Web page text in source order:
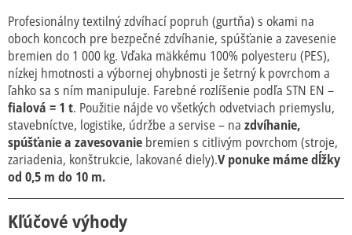
Profesionálny textilný zdvíhací popruh (gurtňa) s okami na
oboch koncoch pre bezpečné zdvíhanie, spúšťanie a zavesenie
bremien do 1 000 kg. Vďaka mäkkému 100% polyesteru (PES),
nízkej hmotnosti a výbornej ohybnosti je šetrný k povrchom a
ľahko sa s ním manipuluje. Farebné rozlíšenie podľa STN EN –
fialová = 1 t. Použitie nájde vo všetkých odvetviach priemyslu,
stavebníctve, logistike, údržbe a servise – na zdvíhanie,
spúšťanie a zavesovanie bremien s citlivým povrchom (stroje,
zariadenia, konštrukcie, lakované diely).V ponuke máme dĺžky
od 0,5 m do 10 m.
Kľúčové výhody